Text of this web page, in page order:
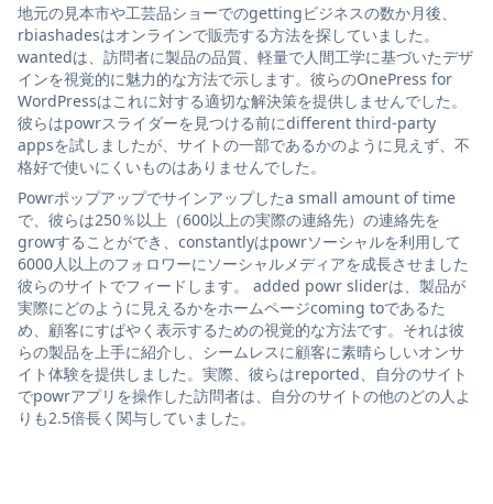
地元の見本市や工芸品ショーでのgettingビジネスの数か月後、
rbiashadesはオンラインで販売する方法を探していました。
wantedは、訪問者に製品の品質、軽量で人間工学に基づいたデザ
インを視覚的に魅力的な方法で示します。彼らのOnePress for
WordPressはこれに対する適切な解決策を提供しませんでした。
彼らはpowrスライダーを見つける前にdifferent third-party
appsを試しましたが、サイトの一部であるかのように見えず、不
格好で使いにくいものはありませんでした。
Powrポップアップでサインアップしたa small amount of time
で、彼らは250％以上（600以上の実際の連絡先）の連絡先を
growすることができ、constantlyはpowrソーシャルを利用して
6000人以上のフォロワーにソーシャルメディアを成長させました
彼らのサイトでフィードします。 added powr sliderは、製品が
実際にどのように見えるかをホームページcoming toであるた
め、顧客にすばやく表示するための視覚的な方法です。それは彼
らの製品を上手に紹介し、シームレスに顧客に素晴らしいオンサ
イト体験を提供しました。実際、彼らはreported、自分のサイト
でpowrアプリを操作した訪問者は、自分のサイトの他のどの人よ
りも2.5倍長く関与していました。